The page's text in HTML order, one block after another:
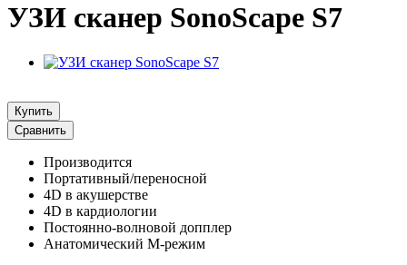
УЗИ сканер SonoScape S7
Купить
Сравнить
Производится
Портативный/переносной
4D в акушерстве
4D в кардиологии
Постоянно-волновой допплер
Анатомический М-режим